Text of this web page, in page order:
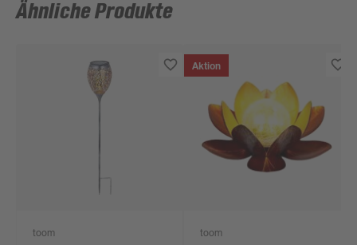
Ähnliche Produkte
toom
Aktion
toom